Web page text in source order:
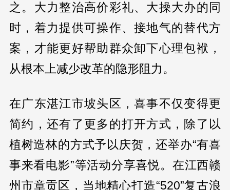
之。大力整治高价彩礼、大操大办的同
时，着力提供可操作、接地气的替代方
案，才能更好帮助群众卸下心理包袱，
从根本上减少改革的隐形阻力。
在广东湛江市坡头区，喜事不仅变得更
简约，还有了更多的打开方式，除了以
植树造林的方式予以庆贺，还举办“有喜
事来看电影”等活动分享喜悦。在江西赣
州市章贡区，当地精心打造“520”复古浪